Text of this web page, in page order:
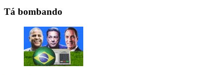
Tá bombando